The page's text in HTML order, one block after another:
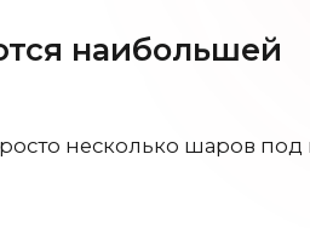
наибольшей
несколько шаров под